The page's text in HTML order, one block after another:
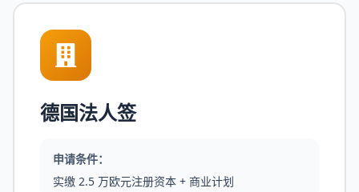
德国法人签
申请条件：
实缴 2.5 万欧元注册资本 + 商业计划